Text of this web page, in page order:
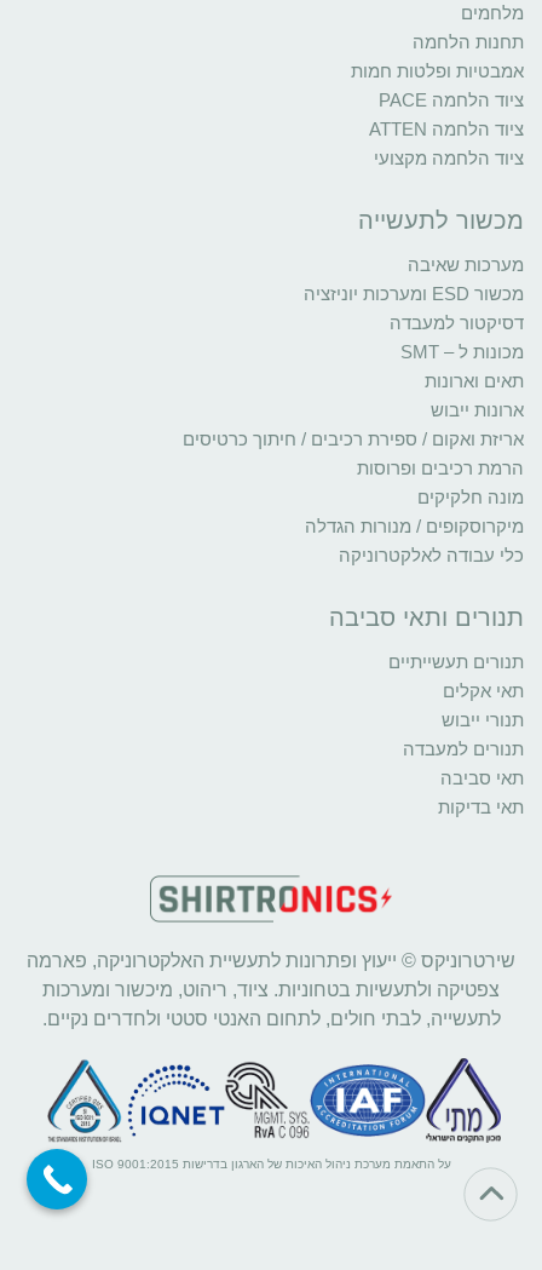
מלחמים
תחנות הלחמה
אמבטיות ופלטות חמות
ציוד הלחמה PACE
ציוד הלחמה ATTEN
ציוד הלחמה מקצועי
מכשור לתעשייה
מערכות שאיבה
מכשור ESD ומערכות יוניזציה
דסיקטור למעבדה
מכונות ל – SMT
תאים וארונות
ארונות ייבוש
אריזת ואקום / ספירת רכיבים / חיתוך כרטיסים
הרמת רכיבים ופרוסות
מונה חלקיקים
מיקרוסקופים / מנורות הגדלה
כלי עבודה לאלקטרוניקה
תנורים ותאי סביבה
תנורים תעשייתיים
תאי אקלים
תנורי ייבוש
תנורים למעבדה
תאי סביבה
תאי בדיקות
שירטרוניקס © ייעוץ ופתרונות לתעשיית האלקטרוניקה, פארמה
צפטיקה ולתעשיות בטחוניות. ציוד, ריהוט, מיכשור ומערכות
לתעשייה, לבתי חולים, לתחום האנטי סטטי ולחדרים נקיים.
על התאמת מערכת ניהול האיכות של הארגון בדרישות ISO 9001:2015